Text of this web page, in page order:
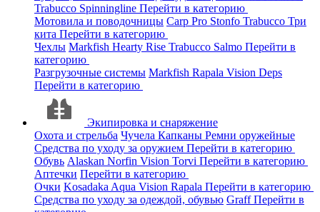
Trabucco Spinningline Перейти в категорию
Мотовила и поводочницы Carp Pro Stonfo Trabucco Три
кита Перейти в категорию
Чехлы Markfish Hearty Rise Trabucco Salmo Перейти в
категорию
Разгрузочные системы Markfish Rapala Vision Deps
Перейти в категорию
Экипировка и снаряжение
Охота и стрельба Чучела Капканы Ремни оружейные
Средства по уходу за оружием Перейти в категорию
Обувь Alaskan Norfin Vision Torvi Перейти в категорию
Аптечки Перейти в категорию
Очки Kosadaka Aqua Vision Rapala Перейти в категорию
Средства по уходу за одеждой, обувью GraffПерейти в